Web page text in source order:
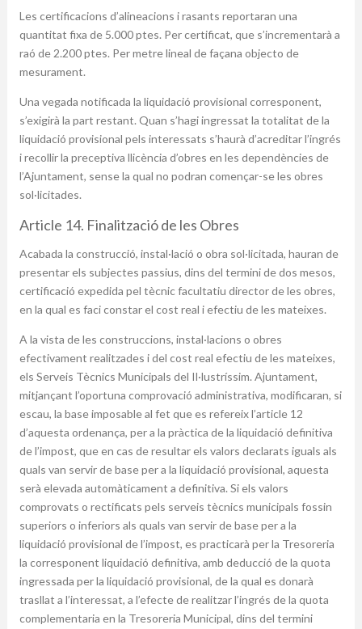
Les certificacions d’alineacions i rasants reportaran una
quantitat fixa de 5.000 ptes. Per certificat, que s’incrementarà a
raó de 2.200 ptes. Per metre lineal de façana objecto de
mesurament.
Una vegada notificada la liquidació provisional corresponent,
s’exigirà la part restant. Quan s’hagi ingressat la totalitat de la
liquidació provisional pels interessats s’haurà d’acreditar l’ingrés
i recollir la preceptiva llicència d’obres en les dependències de
l’Ajuntament, sense la qual no podran començar-se les obres
sol·licitades.
Article 14. Finalització de les Obres
Acabada la construcció, instal·lació o obra sol·licitada, hauran de
presentar els subjectes passius, dins del termini de dos mesos,
certificació expedida pel tècnic facultatiu director de les obres,
en la qual es faci constar el cost real i efectiu de les mateixes.
A la vista de les construccions, instal·lacions o obres
efectivament realitzades i del cost real efectiu de les mateixes,
els Serveis Tècnics Municipals del Il·lustríssim. Ajuntament,
mitjançant l’oportuna comprovació administrativa, modificaran, si
escau, la base imposable al fet que es refereix l’article 12
d’aquesta ordenança, per a la pràctica de la liquidació definitiva
de l’impost, que en cas de resultar els valors declarats iguals als
quals van servir de base per a la liquidació provisional, aquesta
serà elevada automàticament a definitiva. Si els valors
comprovats o rectificats pels serveis tècnics municipals fossin
superiors o inferiors als quals van servir de base per a la
liquidació provisional de l’impost, es practicarà per la Tresoreria
la corresponent liquidació definitiva, amb deducció de la quota
ingressada per la liquidació provisional, de la qual es donarà
trasllat a l’interessat, a l’efecte de realitzar l’ingrés de la quota
complementaria en la Tresoreria Municipal, dins del termini